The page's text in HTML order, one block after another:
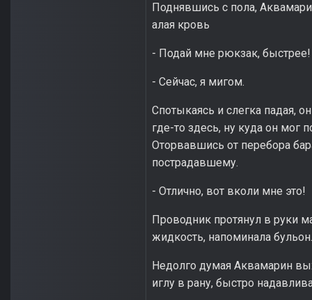
Поднявшись с пола,
алая кровь
- Подай мне рюкзак, быстрее!
- Сейчас, я мигом.
Спотыкаясь и слегка падая,
где-то здесь, ну куда он мог
Оторвавшись от перебора
пострадавшему.
- Отлично, вот вколи мне это!
Проводник протянул в руки
жидкость, напоминала бульон.
Недолго думая Аквамарин
иглу в рану, быстро